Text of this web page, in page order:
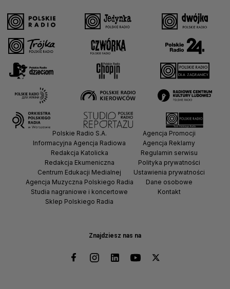
Znajdziesz nas na
Polskie Radio S.A.
Informacyjna Agencja Radiowa
Redakcja Katolicka
Redakcja Ekumeniczna
Centrum Edukacji Medialnej
Agencja Muzyczna Polskiego Radia
Studia nagraniowe i koncertowe
Sklep Polskiego Radia
Agencja Promocji
Agencja Reklamy
Regulamin serwisu
Polityka prywatności
Ustawienia prywatności
Dane osobowe
Kontakt